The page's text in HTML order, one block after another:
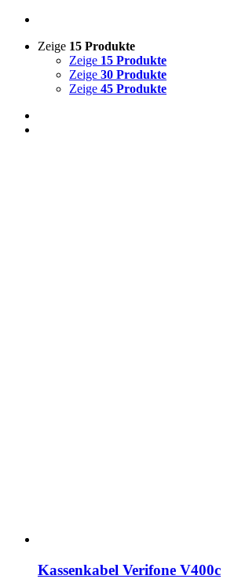
Zeige 15 Produkte
Zeige 15 Produkte
Zeige 30 Produkte
Zeige 45 Produkte
Kassenkabel Verifone V400c